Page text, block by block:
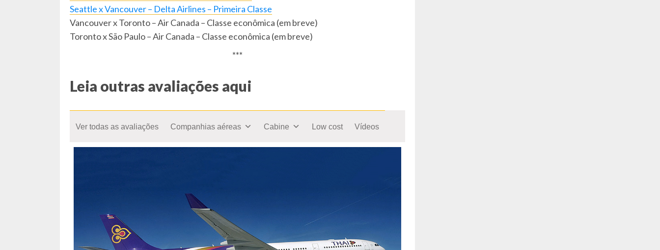
Seattle x Vancouver – Delta Airlines – Primeira Classe
Vancouver x Toronto – Air Canada – Classe econômica (em breve)
Toronto x São Paulo – Air Canada – Classe econômica (em breve)
***
Leia outras avaliações aqui
Ver todas as avaliações Companhias aéreas Cabine Low cost Vídeos